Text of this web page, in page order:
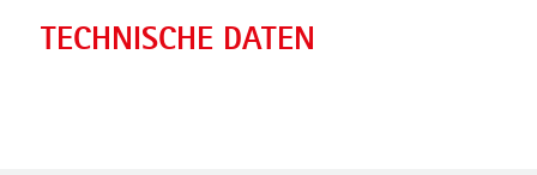
TECHNISCHE DATEN